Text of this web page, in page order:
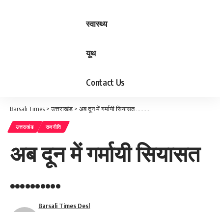
स्वास्थ्य
यूथ
Contact Us
Barsali Times >उत्तराखंड > अब दून में गर्मायी सियासत ……….
उत्तराखंड राजनीति
अब दून में गर्मायी सियासत
……….
Barsali Times Desl